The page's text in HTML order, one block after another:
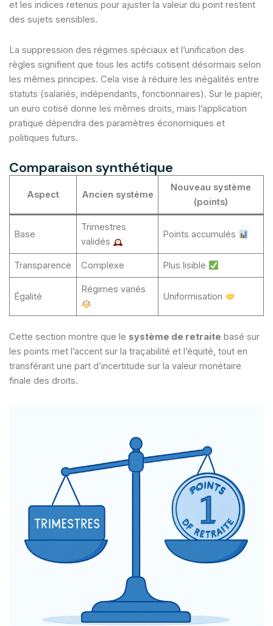
et les indices retenus pour ajuster la valeur du point restent
des sujets sensibles.
La suppression des régimes spéciaux et l’unification des
règles signifient que tous les actifs cotisent désormais selon
les mêmes principes. Cela vise à réduire les inégalités entre
statuts (salariés, indépendants, fonctionnaires). Sur le papier,
un euro cotisé donne les mêmes droits, mais l’application
pratique dépendra des paramètres économiques et
politiques futurs.
Comparaison synthétique
Aspect Ancien système
Nouveau système
(points)
Base
Trimestres
validés
Points accumulés
Transparence Complexe Plus lisible
Égalité
Régimes variés
Uniformisation
Cette section montre que le système de retraite basé sur
les points met l’accent sur la traçabilité et l’équité, tout en
transférant une part d’incertitude sur la valeur monétaire
finale des droits.